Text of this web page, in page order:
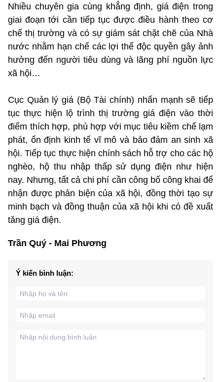
Nhiều chuyên gia cùng khẳng định, giá điện trong
giai đoạn tới cần tiếp tục được điều hành theo cơ
chế thị trường và có sự giám sát chặt chẽ của Nhà
nước nhằm hạn chế các lợi thế độc quyền gây ảnh
hưởng đến người tiêu dùng và lãng phí nguồn lực
xã hội…
Cục Quản lý giá (Bộ Tài chính) nhấn mạnh sẽ tiếp
tục thực hiện lộ trình thị trường giá điện vào thời
điểm thích hợp, phù hợp với mục tiêu kiềm chế lạm
phát, ổn định kinh tế vĩ mô và bảo đảm an sinh xã
hội. Tiếp tục thực hiện chính sách hỗ trợ cho các hộ
nghèo, hộ thu nhập thấp sử dụng điện như hiện
nay. Nhưng, tất cả chi phí cần công bố công khai để
nhận được phản biện của xã hội, đồng thời tạo sự
minh bạch và đồng thuận của xã hội khi có đề xuất
tăng giá điện.
Trần Quý - Mai Phương
Ý kiến bình luận: